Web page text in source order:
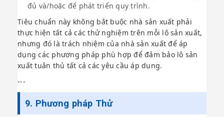
đủ và/hoặc để phát triển quy trình.
Tiêu chuẩn này không bắt buộc nhà sản xuất phải
thực hiện tất cả các thử nghiệm trên mỗi lô sản xuất,
nhưng đó là trách nhiệm của nhà sản xuất để áp
dụng các phương pháp phù hợp để đảm bảo lô sản
xuất tuân thủ tất cả các yêu cầu áp dụng.
---
9. Phương pháp Thử